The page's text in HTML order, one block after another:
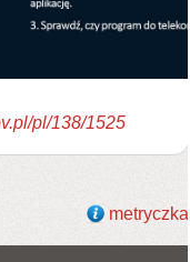
pl/138/1525
metryczka